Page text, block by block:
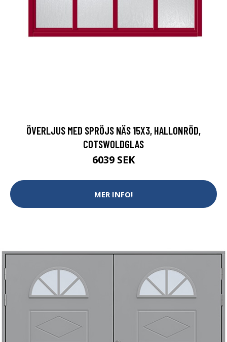
ÖVERLJUS MED SPRÖJS NÄS 15X3, HALLONRÖD,
COTSWOLDGLAS
6039 SEK
MER INFO!